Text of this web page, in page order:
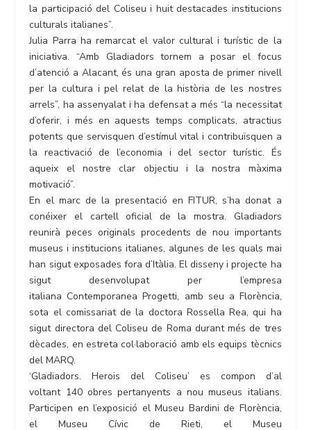
la participació del Coliseu i huit destacades institucions
culturals italianes”.
Julia Parra ha remarcat el valor cultural i turístic de la
iniciativa. “Amb Gladiadors tornem a posar el focus
d’atenció a Alacant, és una gran aposta de primer nivell
per la cultura i pel relat de la història de les nostres
arrels”, ha assenyalat i ha defensat a més “la necessitat
d’oferir, i més en aquests temps complicats, atractius
potents que servisquen d’estímul vital i contribuïsquen a
la reactivació de l’economia i del sector turístic. És
aqueix el nostre clar objectiu i la nostra màxima
motivació”.
En el marc de la presentació en FITUR, s’ha donat a
conéixer el cartell oficial de la mostra. Gladiadors
reunirà peces originals procedents de nou importants
museus i institucions italianes, algunes de les quals mai
han sigut exposades fora d’Itàlia. El disseny i projecte ha
sigut desenvolupat per l’empresa
italiana Contemporanea Progetti, amb seu a Florència,
sota el comissariat de la doctora Rossella Rea, qui ha
sigut directora del Coliseu de Roma durant més de tres
dècades, en estreta col·laboració amb els equips tècnics
del MARQ.
‘Gladiadors. Herois del Coliseu’ es compon d’al
voltant 140 obres pertanyents a nou museus italians.
Participen en l’exposició el Museu Bardini de Florència,
el Museu Cívic de Rieti, el Museu